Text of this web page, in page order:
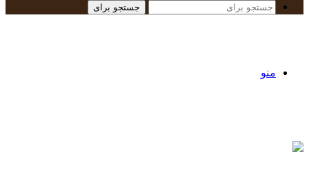
جستجو برای
منو